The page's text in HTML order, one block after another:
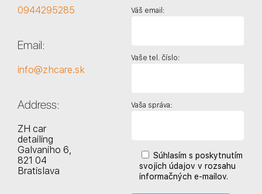
0944295285
Email:
info@zhcare.sk
Address:
ZH car
detailing
Galvaniho 6,
821 04
Bratislava
Váš email:
Vaše tel. číslo:
Vaša správa:
Súhlasím s poskytnutím
svojich údajov v rozsahu
informačných e-mailov.